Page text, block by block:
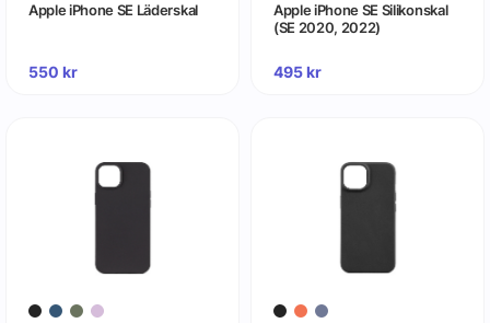
Apple iPhone SE Läderskal
550 kr
Apple iPhone SE Silikonskal
(SE 2020, 2022)
495kr